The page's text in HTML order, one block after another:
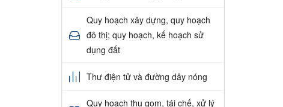
Quy hoạch xây dựng, quy hoạch
đô thị; quy hoạch, kế hoạch sử
dụng đất
Thư điện tử và đường dây nóng
Quy hoạch thu gom, tái chế, xử lý